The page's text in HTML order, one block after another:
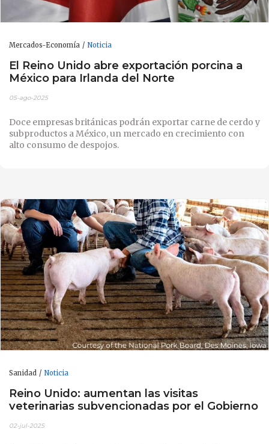
Mercados-Economía Noticia
El Reino Unido abre exportación porcina a
México para Irlanda del Norte
05-ago-2025
Doce empresas británicas podrán exportar carne de cerdo y
subproductos a México, un mercado en crecimiento con
alto consumo de despojos.
Sanidad Noticia
Reino Unido: aumentan las visitas
veterinarias subvencionadas por el Gobierno
02-jul-2025